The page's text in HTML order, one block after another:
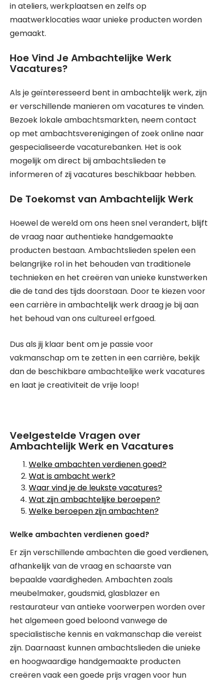
in ateliers, werkplaatsen en zelfs op
maatwerklocaties waar unieke producten worden
gemaakt.
Hoe Vind Je Ambachtelijke Werk
Vacatures?
Als je geïnteresseerd bent in ambachtelijk werk, zijn
er verschillende manieren om vacatures te vinden.
Bezoek lokale ambachtsmarkten, neem contact
op met ambachtsverenigingen of zoek online naar
gespecialiseerde vacaturebanken. Het is ook
mogelijk om direct bij ambachtslieden te
informeren of zij vacatures beschikbaar hebben.
De Toekomst van Ambachtelijk Werk
Hoewel de wereld om ons heen snel verandert, blijft
de vraag naar authentieke handgemaakte
producten bestaan. Ambachtslieden spelen een
belangrijke rol in het behouden van traditionele
technieken en het creëren van unieke kunstwerken
die de tand des tijds doorstaan. Door te kiezen voor
een carrière in ambachtelijk werk draag je bij aan
het behoud van ons cultureel erfgoed.
Dus als jij klaar bent om je passie voor
vakmanschap om te zetten in een carrière, bekijk
dan de beschikbare ambachtelijke werk vacatures
en laat je creativiteit de vrije loop!
Veelgestelde Vragen over
Ambachtelijk Werk en Vacatures
Welke ambachten verdienen goed?
Wat is ambacht werk?
Waar vind je de leukste vacatures?
Wat zijn ambachtelijke beroepen?
Welke beroepen zijn ambachten?
Welke ambachten verdienen goed?
Er zijn verschillende ambachten die goed verdienen,
afhankelijk van de vraag en schaarste van
bepaalde vaardigheden. Ambachten zoals
meubelmaker, goudsmid, glasblazer en
restaurateur van antieke voorwerpen worden over
het algemeen goed beloond vanwege de
specialistische kennis en vakmanschap die vereist
zijn. Daarnaast kunnen ambachtslieden die unieke
en hoogwaardige handgemaakte producten
creëren vaak een goede prijs vragen voor hun